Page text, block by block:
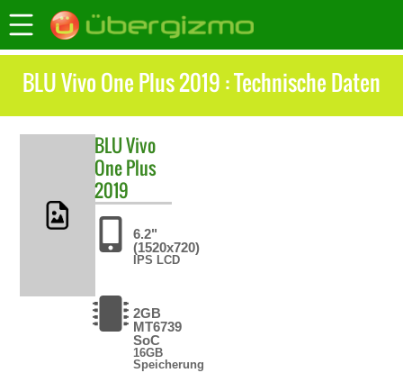
BLU Vivo One Plus 2019 : Technische Daten
BLUVivo
One Plus
2019
6.2"
(1520x720)
IPS LCD
2GB
MT6739
SoC
16GB
Speicherung